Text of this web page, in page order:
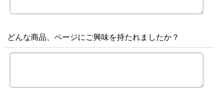
どんな商品、ページにご興味を持たれましたか？